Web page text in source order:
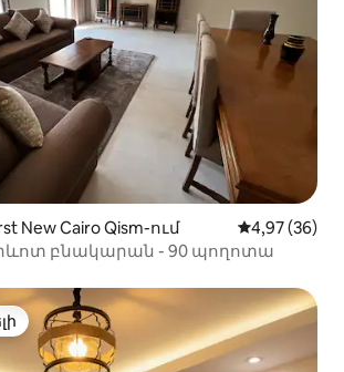
New Cairo Qism-ում Միջին
4,97 (36)
բնակարան - 90 պողոտա